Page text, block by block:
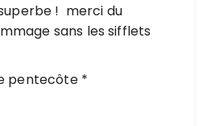
! merci du
sans les sifflets
pentecôte *